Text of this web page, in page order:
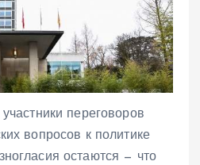
переговоров
вопросов к политике
остаются — что